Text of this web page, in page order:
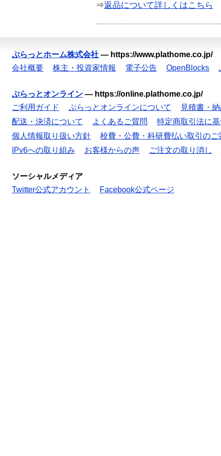
⇒返品について詳しくはこちら
ぷらっとホーム株式会社 — https://www.plathome.co.jp/
会社概要
株主・投資家情報 電子公告 OpenBlocks
ぷらっとオンライン — https://online.plathome.co.jp/
ご利用ガイド
ぷらっとオンラインについて
見積書・
配送・決済について
よくあるご質問
特定商取引法に
個人情報取り扱い方針
校費・公費・科研費払い取引のご
IPv6への取り組み
お客様からの声 ご注文の取り消し
ソーシャルメディア
Twitter公式アカウント
Facebook公式ページ